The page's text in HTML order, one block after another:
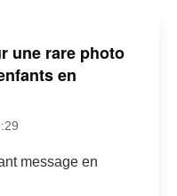
une rare photo
en
message en